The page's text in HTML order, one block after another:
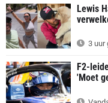
Lewis
3 uur
F2-
'Moet